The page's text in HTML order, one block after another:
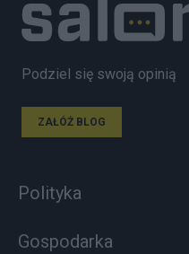
Podziel się swoją opinią
ZAŁÓŻ BLOG
Polityka
Gospodarka